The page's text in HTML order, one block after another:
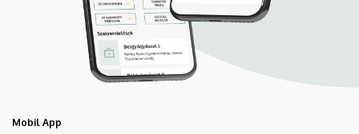
Mobil App